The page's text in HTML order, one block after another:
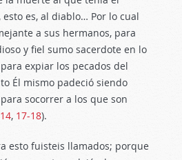
es, al diablo… Por lo cual
a sus hermanos, para
y fiel sumo sacerdote en lo
expiar los pecados del
Él mismo padeció siendo
socorrer a los que son
, 17-18).
esto fuisteis llamados; porque